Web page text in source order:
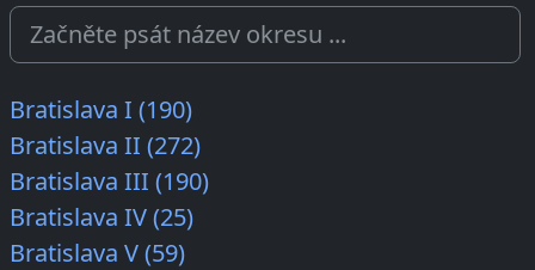
Bratislava I (190)
Bratislava II (272)
Bratislava III (190)
Bratislava IV (25)
Bratislava V (59)